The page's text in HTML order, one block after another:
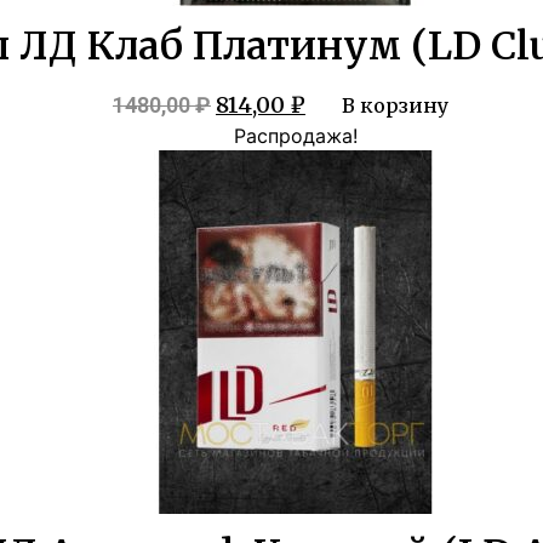
ЛД Клаб Платинум (LD
1480,00₽ Первоначальная
цена
составляла
1480,00 ₽.
814,00 ₽ Текущая
цена:
814,00 ₽.
В корзину
Распродажа!